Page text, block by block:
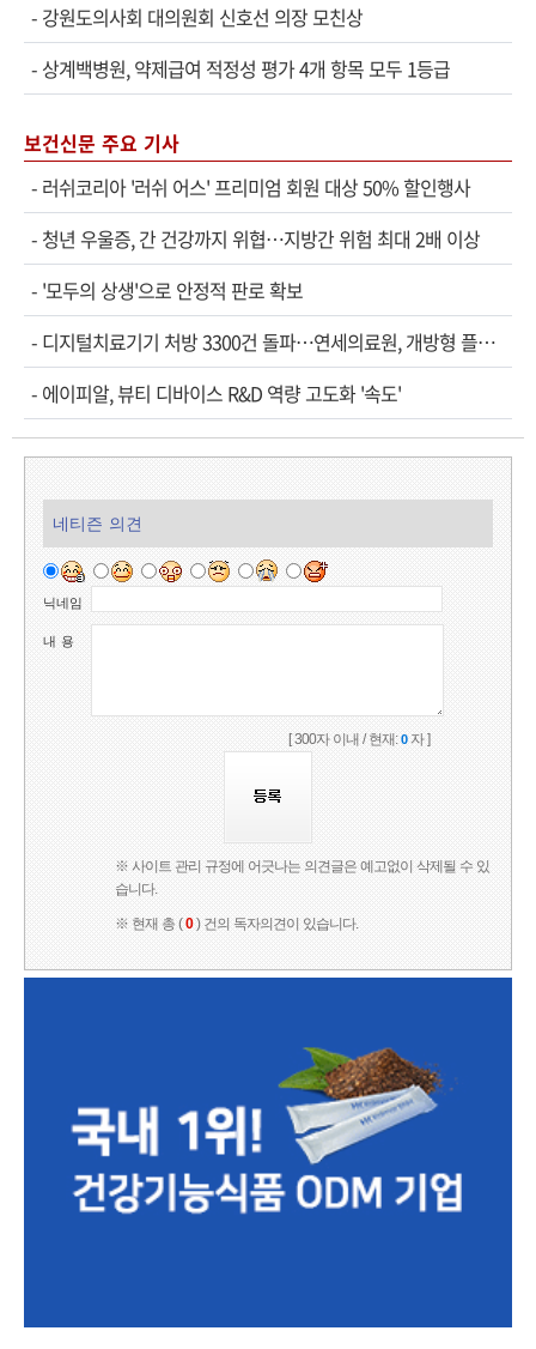
- 강원도의사회 대의원회 신호선 의장 모친상
- 상계백병원, 약제급여 적정성 평가 4개 항목 모두 1등급
보건신문 주요 기사
- 러쉬코리아 '러쉬 어스' 프리미엄 회원 대상 50% 할인행사
- 청년 우울증, 간 건강까지 위협…지방간 위험 최대 2배 이상
- '모두의 상생'으로 안정적 판로 확보
- 디지털치료기기 처방 3300건 돌파…연세의료원, 개방형 플랫폼 성과 공개
- 에이피알, 뷰티 디바이스 R&D 역량 고도화 '속도'
네티즌 의견
닉네임
내 용
[ 300자 이내 / 현재:0자 ]
※ 사이트 관리 규정에 어긋나는 의견글은 예고없이 삭제될 수 있
습니다.
※ 현재 총 (0) 건의 독자의견이 있습니다.